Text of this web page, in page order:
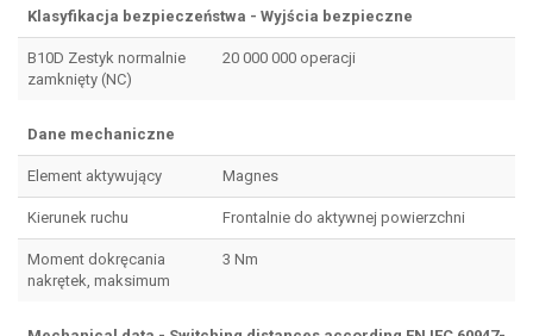
Klasyfikacja bezpieczeństwa - Wyjścia bezpieczne
B10D Zestyk normalnie
zamknięty (NC)
20 000 000 operacji
Dane mechaniczne
Element aktywujący Magnes
Kierunek ruchu Frontalnie do aktywnej powierzchni
Moment dokręcania
nakrętek, maksimum
3 Nm